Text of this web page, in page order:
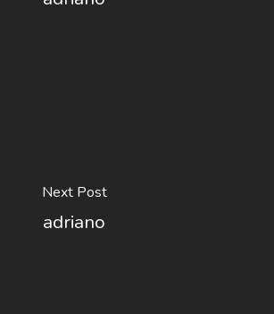
Next Post
adriano